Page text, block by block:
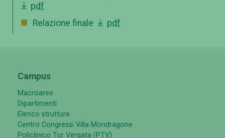
pdf
Relazione finale
pdf
Campus
Macroaree
Dipartimenti
Elenco strutture
Centro Congressi Villa Mondragone
Policlinico Tor Vergata (PTV)